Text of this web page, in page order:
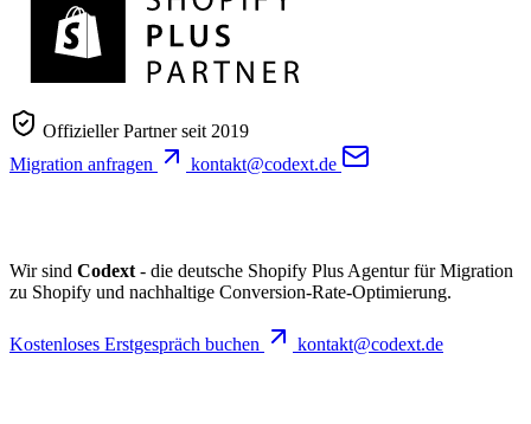
Offizieller Partner seit 2019
Migration anfragen
kontakt@codext.de
Wir sind Codext - die deutsche Shopify Plus Agentur für Migration
zu Shopify und nachhaltige Conversion-Rate-Optimierung.
Kostenloses Erstgespräch buchen kontakt@codext.de